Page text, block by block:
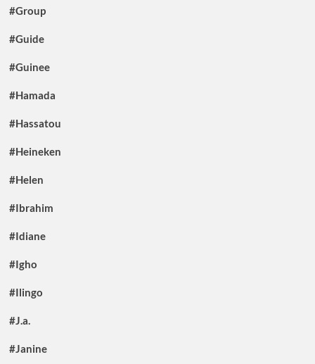
#Group
#Guide
#Guinee
#Hamada
#Hassatou
#Heineken
#Helen
#Ibrahim
#Idiane
#Igho
#Ilingo
#J.a.
#Janine